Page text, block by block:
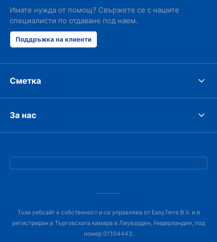
Имате нужда от помощ? Свържете се с нашите
специалисти по отдаване под наем.
Поддръжка на клиенти
Сметка
За нас
Този уебсайт е собственост и се управлява от EasyTerra B.V. и е
регистриран в Търговската камара в Лиуварден, Нидерландия, под
номер 01104443.